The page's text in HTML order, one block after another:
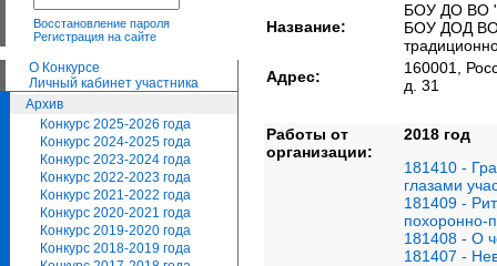
Восстановление пароля
Регистрация на сайте
О Конкурсе
Личный кабинет участника
Архив
Конкурс 2025-2026 года
Конкурс 2024-2025 года
Конкурс 2023-2024 года
Конкурс 2022-2023 года
Конкурс 2021-2022 года
Конкурс 2020-2021 года
Конкурс 2019-2020 года
Конкурс 2018-2019 года
Название:
БОУ ДО ВО
БОУ ДОД ВО
Адрес:
160001,
д. 31
Работы от
организации:
2018 год
181410 -
глазами
181409 -
похоронно-
181408 - О
181407 -